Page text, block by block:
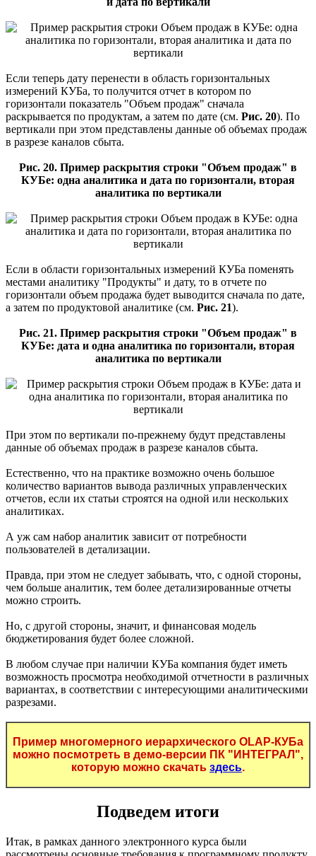
Если теперь дату перенести в область горизонтальных
измерений КУБа, то получится отчет в котором по
горизонтали показатель "Объем продаж" сначала
раскрывается по продуктам, а затем по дате (см. Рис. 20). По
вертикали при этом представлены данные об объемах продаж
в разрезе каналов сбыта.
Рис. 20. Пример раскрытия строки "Объем продаж" в
КУБе: одна аналитика и дата по горизонтали, вторая
аналитика по вертикали
Если в области горизонтальных измерений КУБа поменять
местами аналитику "Продукты" и дату, то в отчете по
горизонтали объем продажа будет выводится сначала по дате,
а затем по продуктовой аналитике (см. Рис. 21).
Рис. 21. Пример раскрытия строки "Объем продаж" в
КУБе: дата и одна аналитика по горизонтали, вторая
аналитика по вертикали
При этом по вертикали по-прежнему будут представлены
данные об объемах продаж в разрезе каналов сбыта.
Естественно, что на практике возможно очень большое
количество вариантов вывода различных управленческих
отчетов, если их статьи строятся на одной или нескольких
аналитиках.
А уж сам набор аналитик зависит от потребности
пользователей в детализации.
Правда, при этом не следует забывать, что, с одной стороны,
чем больше аналитик, тем более детализированные отчеты
можно строить.
Но, с другой стороны, значит, и финансовая модель
бюджетирования будет более сложной.
В любом случае при наличии КУБа компания будет иметь
возможность просмотра необходимой отчетности в различных
вариантах, в соответствии с интересующими аналитическими
разрезами.
Пример многомерного иерархического OLAP-КУБа
можно посмотреть в демо-версии ПК "ИНТЕГРАЛ",
которую можно скачать здесь.
Подведем итоги
Итак, в рамках данного электронного курса были